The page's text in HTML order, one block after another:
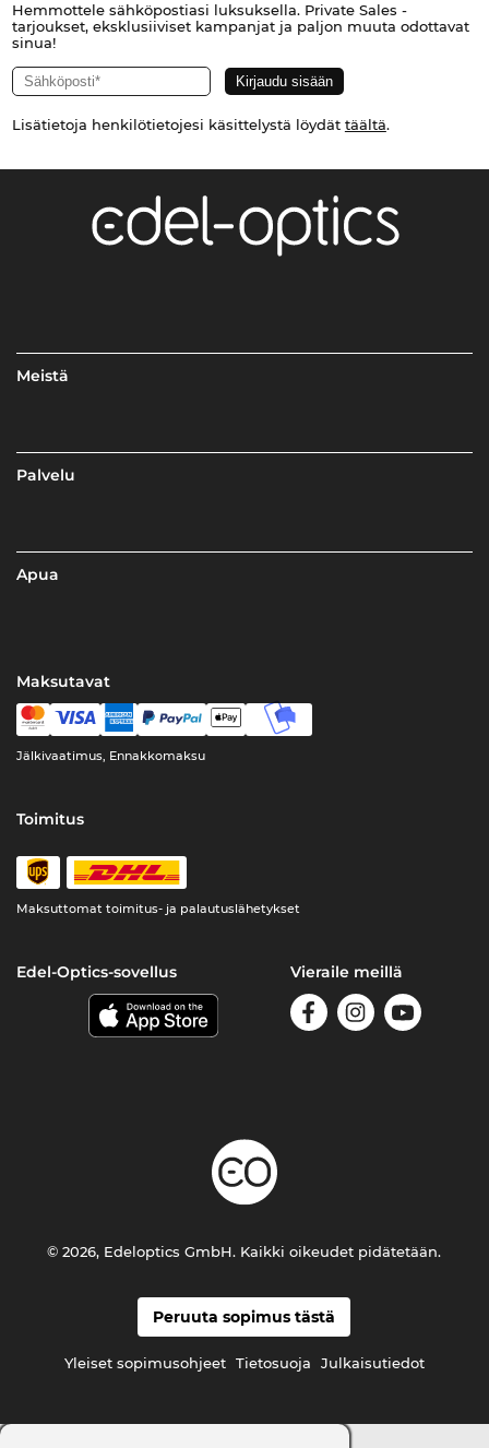
Hemmottele sähköpostiasi luksuksella. Private Sales -
tarjoukset, eksklusiiviset kampanjat ja paljon muuta odottavat
sinua!
Lisätietoja henkilötietojesi käsittelystä löydät täältä.
Meistä
Palvelu
Apua
Maksutavat
Jälkivaatimus, Ennakkomaksu
Toimitus
Maksuttomat toimitus- ja palautuslähetykset
Edel-Optics-sovellus Vieraile meillä
Peruuta sopimus tästä
Yleiset sopimusohjeet Tietosuoja Julkaisutiedot
© 2026, Edeloptics GmbH. Kaikki oikeudet pidätetään.